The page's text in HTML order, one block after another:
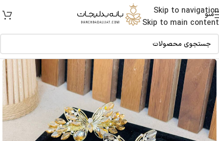
Skip to navigation
Skip to main content
منو